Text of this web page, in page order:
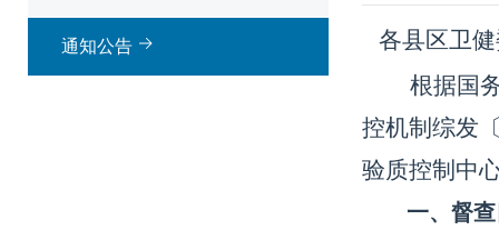
通知公告
各县区卫
根据国
控机制综发
验质控制中
一、督